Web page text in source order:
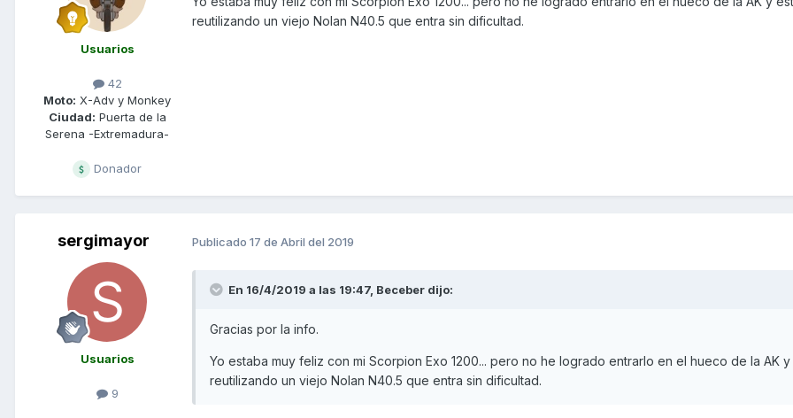
Usuarios
42
Moto: X-Adv y Monkey
Ciudad: Puerta de la
Serena -Extremadura-
Donador
reutilizando un viejo Nolan N40.5 que entra sin dificultad.
sergimayor
Usuarios
9
Publicado 17 de Abril del 2019
En 16/4/2019 a las 19:47, Beceber dijo:
Gracias por la info.
Yo estaba muy feliz con mi Scorpion Exo 1200... pero no he logrado entrarlo en el hueco de la AK
reutilizando un viejo Nolan N40.5 que entra sin dificultad.